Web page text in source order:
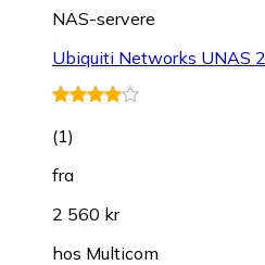
NAS-servere
Ubiquiti Networks UNAS 2
(1)
fra
2 560 kr
hos Multicom